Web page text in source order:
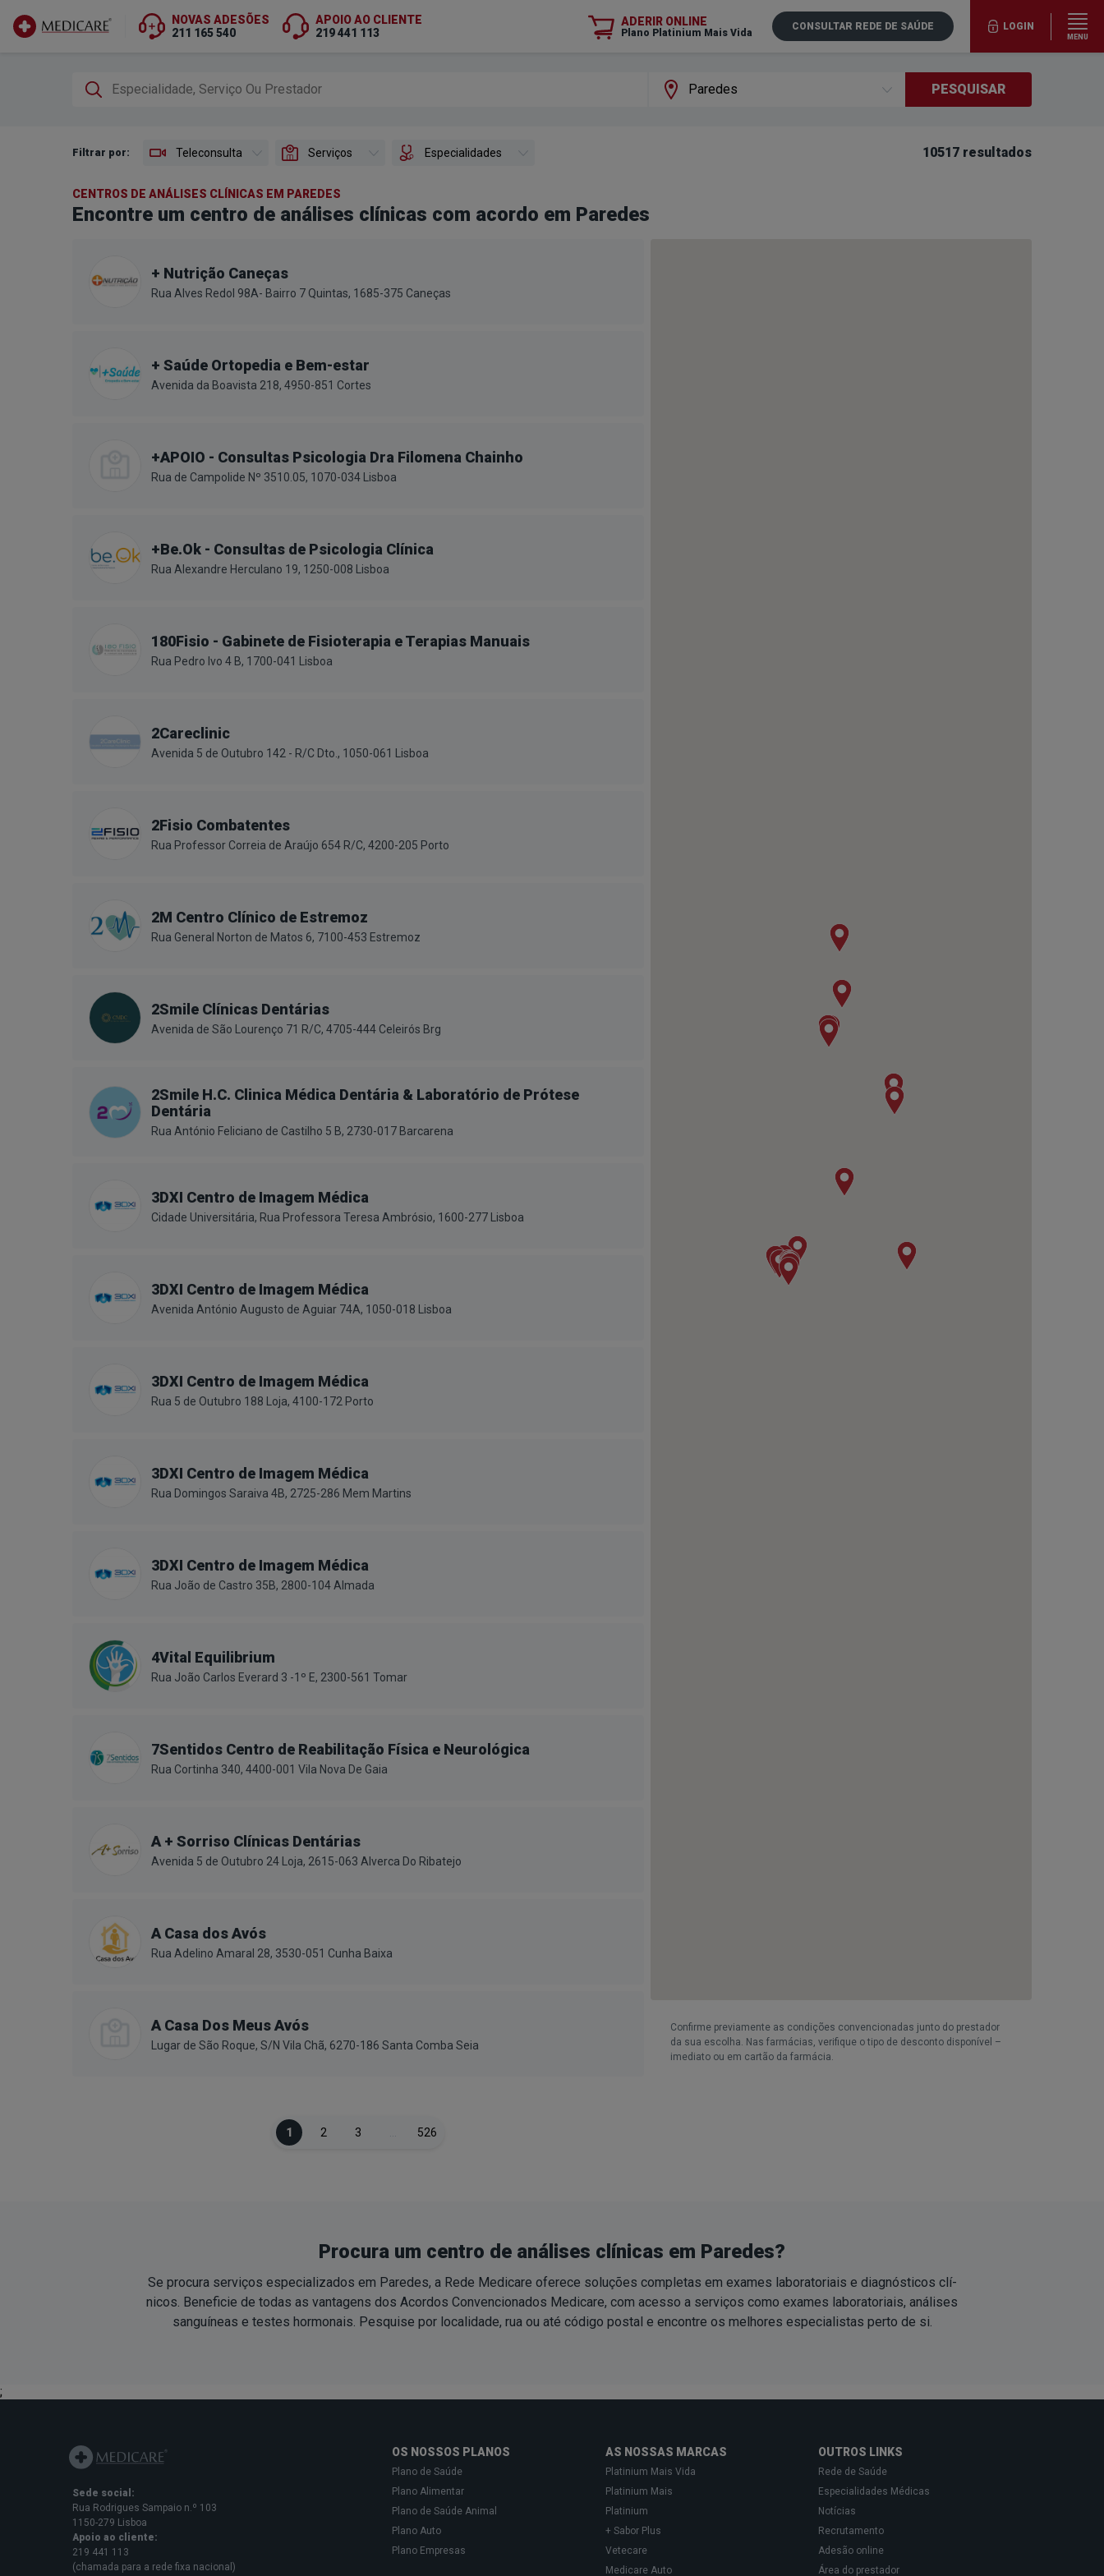
NOVAS ADESÕES
211 165 540
APOIO AO CLIENTE
219 441 113
ADERIR ONLINE
Plano Platinium Mais Vida
CONSULTAR REDE DE SAÚDE LOGIN
MENU
PESQUISAR
Filtrar por: Teleconsulta Serviços Especialidades 10517 resultados
CENTROS DE ANÁLISES CLÍNICAS EM PAREDES
Encontre um centro de análises clínicas com acordo em Paredes
+ Nutrição Caneças
Rua Alves Redol 98A- Bairro 7 Quintas, 1685-375 Caneças
+ Saúde Ortopedia e Bem-estar
Avenida da Boavista 218, 4950-851 Cortes
+APOIO - Consultas Psicologia Dra Filomena Chainho
Rua de Campolide Nº 3510.05, 1070-034 Lisboa
+Be.Ok - Consultas de Psicologia Clínica
Rua Alexandre Herculano 19, 1250-008 Lisboa
180Fisio - Gabinete de Fisioterapia e Terapias Manuais
Rua Pedro Ivo 4 B, 1700-041 Lisboa
2Careclinic
Avenida 5 de Outubro 142 - R/C Dto., 1050-061 Lisboa
2Fisio Combatentes
Rua Professor Correia de Araújo 654 R/C, 4200-205 Porto
2M Centro Clínico de Estremoz
Rua General Norton de Matos 6, 7100-453 Estremoz
2Smile Clínicas Dentárias
Avenida de São Lourenço 71 R/C, 4705-444 Celeirós Brg
2Smile H.C. Clinica Médica Dentária & Laboratório de Prótese
Dentária
Rua António Feliciano de Castilho 5 B, 2730-017 Barcarena
3DXI Centro de Imagem Médica
Cidade Universitária, Rua Professora Teresa Ambrósio, 1600-277 Lisboa
3DXI Centro de Imagem Médica
Avenida António Augusto de Aguiar 74A, 1050-018 Lisboa
3DXI Centro de Imagem Médica
Rua 5 de Outubro 188 Loja, 4100-172 Porto
3DXI Centro de Imagem Médica
Rua Domingos Saraiva 4B, 2725-286 Mem Martins
3DXI Centro de Imagem Médica
Rua João de Castro 35B, 2800-104 Almada
4Vital Equilibrium
Rua João Carlos Everard 3 -1º E, 2300-561 Tomar
7Sentidos Centro de Reabilitação Física e Neurológica
Rua Cortinha 340, 4400-001 Vila Nova De Gaia
A + Sorriso Clínicas Dentárias
Avenida 5 de Outubro 24 Loja, 2615-063 Alverca Do Ribatejo
A Casa dos Avós
Rua Adelino Amaral 28, 3530-051 Cunha Baixa
A Casa Dos Meus Avós
Lugar de São Roque, S/N Vila Chã, 6270-186 Santa Comba Seia
1 2 3 526
Confirme previamente as condições convencionadas junto do prestador
da sua escolha. Nas farmácias, verifique o tipo de desconto disponível –
imediato ou em cartão da farmácia.
Procura um centro de análises clínicas em Paredes?
Se procura serviços especializados em Paredes, a Rede Medicare oferece soluções completas em exames laboratoriais e diagnósticos clí­
nicos. Beneficie de todas as vantagens dos Acordos Convencionados Medicare, com acesso a serviços como exames laboratoriais, análises
sanguí­neas e testes hormonais. Pesquise por localidade, rua ou até código postal e encontre os melhores especialistas perto de si.
;
Sede social:
Rua Rodrigues Sampaio n.º 103
1150-279 Lisboa
Apoio ao cliente:
219 441 113
(chamada para a rede fixa nacional)
OS NOSSOS PLANOS
Plano de Saúde
Plano Alimentar
Plano de Saúde Animal
Plano Auto
Plano Empresas
AS NOSSAS MARCAS
Platinium Mais Vida
Platinium Mais
Platinium
+ Sabor Plus
Vetecare
Medicare Auto
OUTROS LINKS
Rede de Saúde
Especialidades Médicas
Notícias
Recrutamento
Adesão online
Área do prestador